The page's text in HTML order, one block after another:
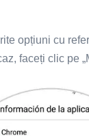
opțiuni cu
faceți clic pe